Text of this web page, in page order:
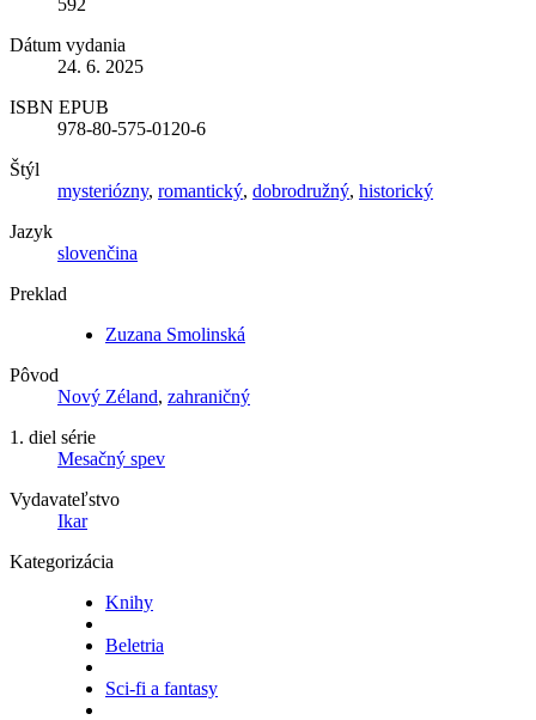
592
Dátum vydania
24. 6. 2025
ISBN EPUB
978-80-575-0120-6
Štýl
mysteriózny, romantický, dobrodružný, historický
Jazyk
slovenčina
Preklad
Zuzana Smolinská
Pôvod
Nový Zéland, zahraničný
1. diel série
Mesačný spev
Vydavateľstvo
Ikar
Kategorizácia
Knihy
Beletria
Sci-fi a fantasy